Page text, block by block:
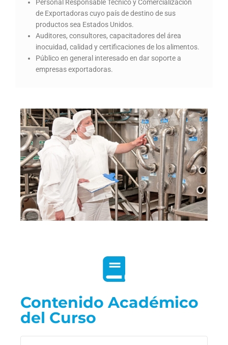
Personal Responsable Técnico y Comercialización
de Exportadoras cuyo país de destino de sus
productos sea Estados Unidos.
Auditores, consultores, capacitadores del área
inocuidad, calidad y certificaciones de los alimentos.
Público en general interesado en dar soporte a
empresas exportadoras.
Contenido Académico
del Curso